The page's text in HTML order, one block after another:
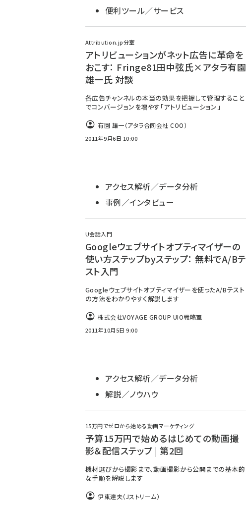
便利ツール／サービス
Attribution.jp分室
アトリビューションがネット広告に革命を
おこす： Fringe81田中弦氏×アタラ有園
雄一氏 対談
各広告チャンネルの本当の効果を把握して管理すること
でコンバージョンを増やす「アトリビューション」
有園 雄一（アタラ合同会社 COO）
2011年9月6日 10:00
アクセス解析／データ分析
事例／インタビュー
U会話入門
Googleウェブサイトオプティマイザーの
使い方ステップbyステップ： 無料でA/Bテ
スト入門
Googleウェブサイトオプティマイザーを使ったA/Bテスト
の方法をわかりやすく解説します
株式会社VOYAGE GROUP UIO戦略室
2011年10月5日 9:00
アクセス解析／データ分析
解説／ノウハウ
15万円でゼロから始める動画マーケティング
予算15万円で始めるはじめての動画撮
影＆配信ステップ | 第2回
機材選びから撮影まで、動画撮影から公開までの基本的
な手順を解説します
伊東達夫（Jストリーム）